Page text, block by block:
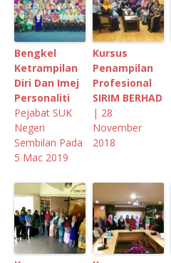
Bengkel
Ketrampilan
Diri Dan Imej
Personaliti
Pejabat SUK
Negeri
Sembilan Pada
5 Mac 2019
Kursus
Penampilan
Profesional
SIRIM BERHAD
| 28
November
2018